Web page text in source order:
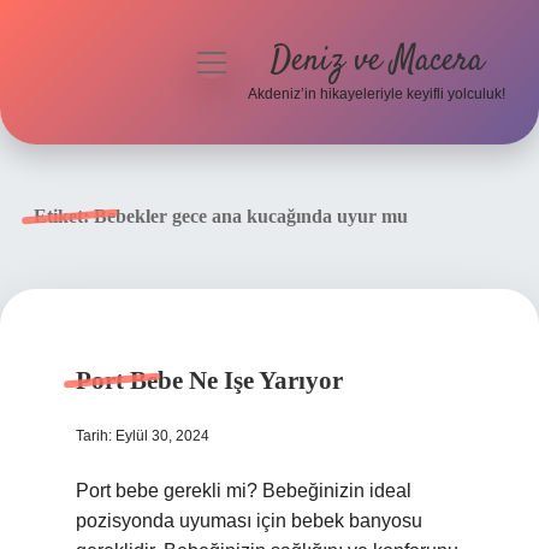
menüyü Deniz ve Macera
Akdeniz’in hikayeleriyle keyifli yolculuk!
Etiket:Bebekler gece ana kucağında uyur mu
Port Bebe Ne Işe Yarıyor
Tarih: Eylül 30, 2024
Port bebe gerekli mi? Bebeğinizin ideal
pozisyonda uyuması için bebek banyosu